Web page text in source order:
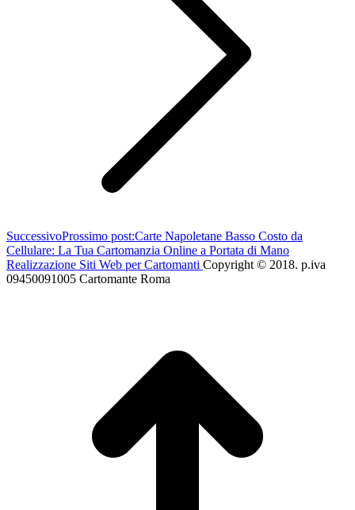
SuccessivoProssimo post:Carte Napoletane Basso Costo da
Cellulare: La Tua Cartomanzia Online a Portata di Mano
Realizzazione Siti Web per Cartomanti Copyright © 2018. p.iva
09450091005 Cartomante Roma